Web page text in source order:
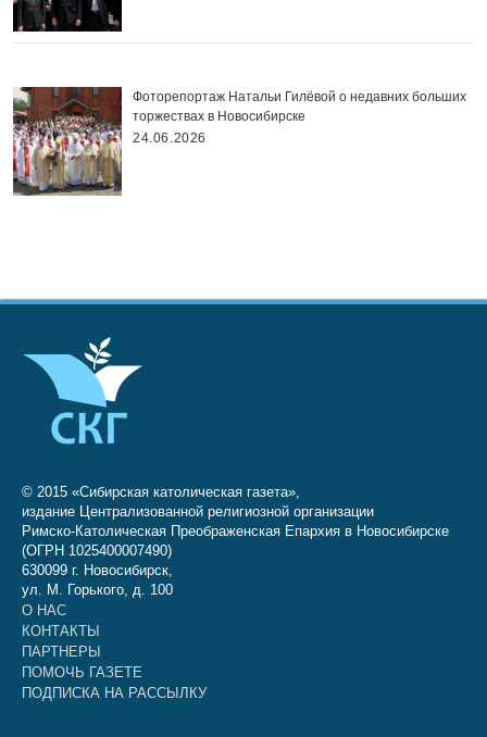
Фоторепортаж Натальи Гилёвой о недавних больших
торжествах в Новосибирске
24.06.2026
© 2015 «Сибирская католическая газета»,
издание Централизованной религиозной организации
Римско-Католическая Преображенская Епархия в Новосибирске
(ОГРН 1025400007490)
630099 г. Новосибирск,
ул. М. Горького, д. 100
О НАС
КОНТАКТЫ
ПАРТНЕРЫ
ПОМОЧЬ ГАЗЕТЕ
ПОДПИСКА НА РАССЫЛКУ